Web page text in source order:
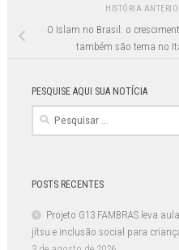
HISTÓRIA
O Islam no Brasil: o
também são tema no
PESQUISE AQUI SUA NOTÍCIA
Pesquisar
POSTS RECENTES
Projeto G13 FAMBRAS leva
jítsu e inclusão social para